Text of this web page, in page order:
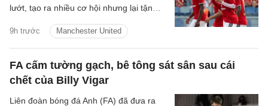
9h trước Manchester United
lướt, tạo ra nhiều cơ hội nhưng lại tận
quả hòa.
FA cấm tường gạch, bê tông sát sân sau cái
chết của Billy Vigar
Liên đoàn bóng đá Anh (FA) đã đưa ra